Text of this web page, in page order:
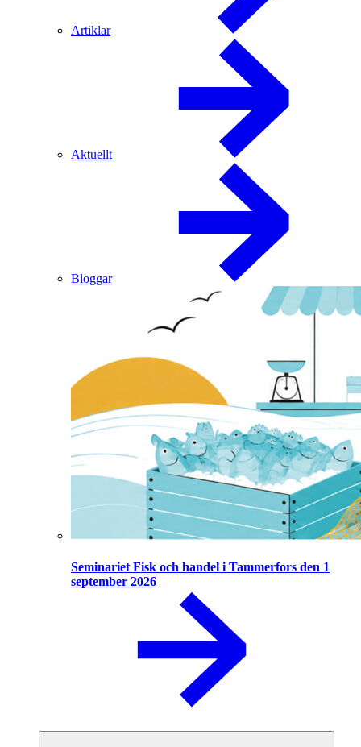
Artiklar
Aktuellt
Bloggar
Seminariet Fisk och handel i Tammerfors den 1
september 2026